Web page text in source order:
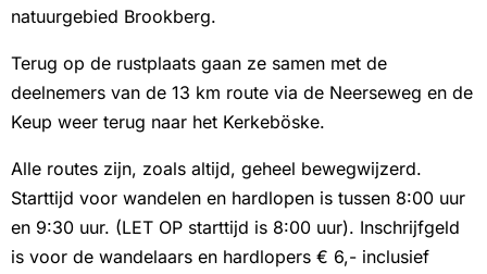
natuurgebied Brookberg.
Terug op de rustplaats gaan ze samen met de
deelnemers van de 13 km route via de Neerseweg en de
Keup weer terug naar het Kerkeböske.
Alle routes zijn, zoals altijd, geheel bewegwijzerd.
Starttijd voor wandelen en hardlopen is tussen 8:00 uur
en 9:30 uur. (LET OP starttijd is 8:00 uur). Inschrijfgeld
is voor de wandelaars en hardlopers € 6,- inclusief